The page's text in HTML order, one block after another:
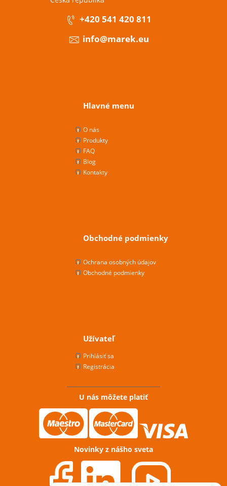
+420 541 420 811
info@marek.eu
Hlavné menu
O nás
Produkty
FAQ
Blog
Kontakty
Obchodné podmienky
Ochrana osobných údajov
Obchodné podmienky
Užívateľ
Prihlásiť sa
Registrácia
U nás môžete platiť
Novinky z nášho sveta